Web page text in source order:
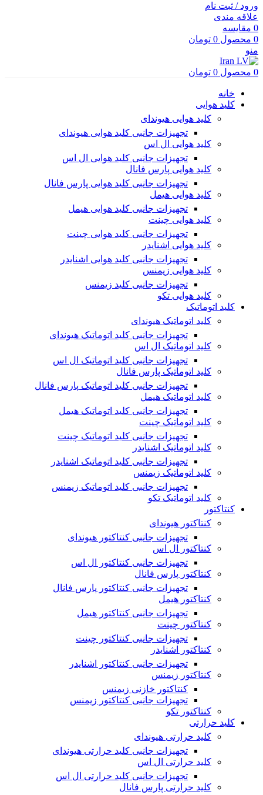
ورود / ثبت نام
علاقه مندی
0 مقایسه
0 محصول 0 تومان
منو
0 محصول 0 تومان
خانه
کلید هوایی
کلید هوایی هیوندای
تجهیزات جانبی کلید هوایی هیوندای
کلید هوایی ال اس
تجهیزات جانبی کلید هوایی ال اس
کلید هوایی پارس فانال
تجهیزات جانبی کلید هوایی پارس فانال
کلید هوایی هیمل
تجهیزات جانبی کلید هوایی هیمل
کلید هوایی چینت
تجهیزات جانبی کلید هوایی چینت
کلید هوایی اشنایدر
تجهیزات جانبی کلید هوایی اشنایدر
کلید هوایی زیمنس
تجهیزات جانبی کلید زیمنس
کلید هوایی تکو
کلید اتوماتیک
کلید اتوماتیک هیوندای
تجهیزات جانبی کلید اتوماتیک هیوندای
کلید اتوماتیک ال اس
تجهیزات جانبی کلید اتوماتیک ال اس
کلید اتوماتیک پارس فانال
تجهیزات جانبی کلید اتوماتیک پارس فانال
کلید اتوماتیک هیمل
تجهیزات جانبی کلید اتوماتیک هیمل
کلید اتوماتیک چینت
تجهیزات جانبی کلید اتوماتیک چینت
کلید اتوماتیک اشنایدر
تجهیزات جانبی کلید اتوماتیک اشنایدر
کلید اتوماتیک زیمنس
تجهیزات جانبی کلید اتوماتیک زیمنس
کلید اتوماتیک تکو
کنتاکتور
کنتاکتور هیوندای
تجهیزات جانبی کنتاکتور هیوندای
کنتاکتور ال اس
تجهیزات جانبی کنتاکتور ال اس
کنتاکتور پارس فانال
تجهیزات جانبی کنتاکتور پارس فانال
کنتاکتور هیمل
تجهیزات جانبی کنتاکتور هیمل
کنتاکتور چینت
تجهیزات جانبی کنتاکتور چینت
کنتاکتور اشنایدر
تجهیزات جانبی کنتاکتور اشنایدر
کنتاکتور زیمنس
کنتاکتور خازنی زیمنس
تجهیزات جانبی کنتاکتور زیمنس
کنتاکتور تکو
کلید حرارتی
کلید حرارتی هیوندای
تجهیزات جانبی کلید حرارتی هیوندای
کلید حرارتی ال اس
تجهیزات جانبی کلید حرارتی ال اس
کلید حرارتی پارس فانال